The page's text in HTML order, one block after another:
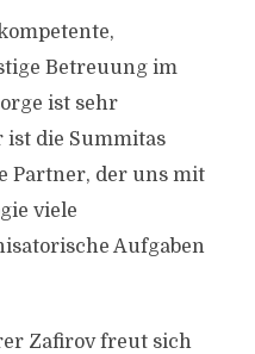
Betreuung im
ist sehr
ist die Summitas
Partner, der uns mit
viele
Aufgaben
Zafirov freut sich